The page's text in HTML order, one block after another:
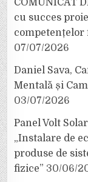
COMUNICAT
cu succes
07/07/2026
Daniel Sava,
Mentală și
03/07/2026
Panel Volt
„Instalare de
produse de
fizice” 30/06/